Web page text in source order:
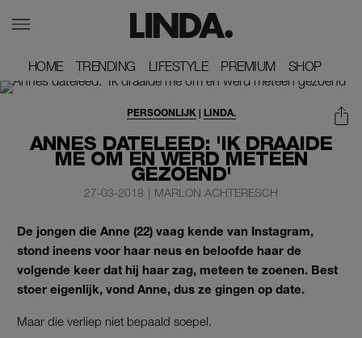
HOME
HOME TRENDING
TRENDING LIFESTYLE
LIFESTYLE PREMIUM
PREMIUM SHOP
SHOP
ANNES DATELEED: 'IK DRAAIDE
ME OM EN WERD METEEN
GEZOEND'
PERSOONLIJK| LINDA.
27-03-2018 | MARLON ACHTERESCH
De jongen die Anne (22) vaag kende van Instagram,
stond ineens voor haar neus en beloofde haar de
volgende keer dat hij haar zag, meteen te zoenen. Best
stoer eigenlijk, vond Anne, dus ze gingen op date.
Maar die verliep niet bepaald soepel.